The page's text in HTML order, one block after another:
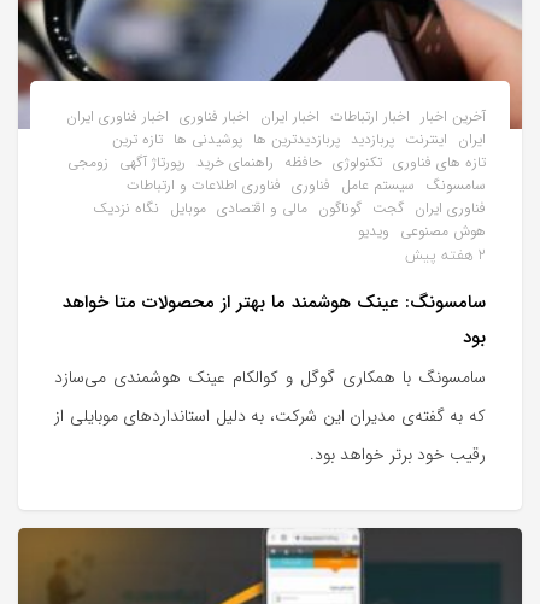
آخرین اخبار اخبار ارتباطات اخبار ایران اخبار فناوری اخبار فناوری ایران
ایران اینترنت پربازدید پربازدیدترین ها پوشیدنی ها تازه ترین
تازه های فناوری تکنولوژی حافظه راهنمای خرید رپورتاژ آگهی زومجی
سامسونگ سیستم عامل فناوری فناوری اطلاعات و ارتباطات
فناوری ایران گجت گوناگون مالی و اقتصادی موبایل نگاه نزدیک
هوش مصنوعی ویدیو
2 هفته پیش
سامسونگ: عینک هوشمند ما بهتر از محصولات متا خواهد
بود
سامسونگ با همکاری گوگل و کوالکام عینک هوشمندی می‌سازد
که به گفته‌ی مدیران این شرکت، به دلیل استانداردهای موبایلی از
رقیب خود برتر خواهد بود.